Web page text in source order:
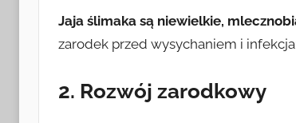
Jaja ślimaka są niewielkie,
zarodek przed wysychaniem i
2. Rozwój zarodkowy